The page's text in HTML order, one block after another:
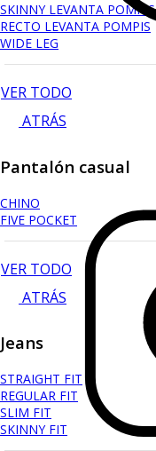
SKINNY LEVANTA POMPIS
RECTO LEVANTA POMPIS
WIDE LEG
VER TODO
ATRÁS
Pantalón casual
CHINO
FIVE POCKET
VER TODO
ATRÁS
Jeans
STRAIGHT FIT
REGULAR FIT
SLIM FIT
SKINNY FIT